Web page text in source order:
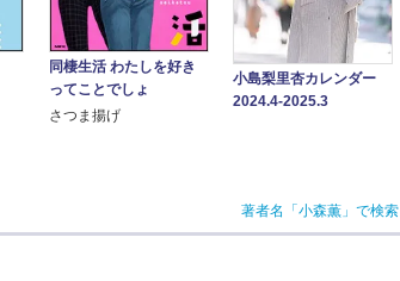
同棲生活 わたしを好き
ってことでしょ
さつま揚げ
小島梨里杏カレンダー
2024.4-2025.3
著者名「小森薫」で検索